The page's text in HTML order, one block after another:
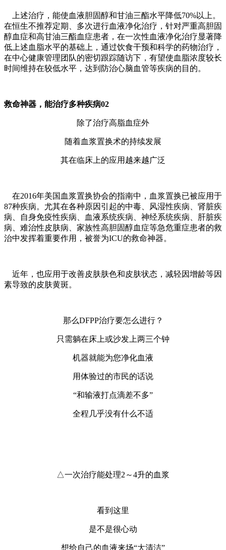
上述治疗，能使血液胆固醇和甘油三酯水平降低70%以上。
在恒生不推荐定期、多次进行血液净化治疗，针对严重高胆固
醇血症和高甘油三酯血症患者，在一次性血液净化治疗显著降
低上述血脂水平的基础上，通过饮食干预和科学的药物治疗，
在中心健康管理团队的密切跟踪随访下，有望使血脂浓度较长
时间维持在较低水平，达到防治心脑血管等疾病的目的。
救命神器，能治疗多种疾病02
除了治疗高脂血症外
随着血浆置换术的持续发展
其在临床上的应用越来越广泛
在2016年美国血浆置换协会的指南中，血浆置换已被应用于
87种疾病。尤其在各种原因引起的中毒、风湿性疾病、肾脏疾
病、自身免疫性疾病、血液系统疾病、神经系统疾病、肝脏疾
病、难治性皮肤病、家族性高胆固醇血症等急危重症患者的救
治中发挥着重要作用，被誉为ICU的救命神器。
近年，也应用于改善皮肤肤色和皮肤状态，减轻因增龄等因
素导致的皮肤黄斑。
那么DFPP治疗要怎么进行？
只需躺在床上或沙发上两三个钟
机器就能为您净化血液
用体验过的市民的话说
“和输液打点滴差不多”
全程几乎没有什么不适
△一次治疗能处理2～4升的血浆
看到这里
是不是很心动
想给自己的血液来场“大清洁”